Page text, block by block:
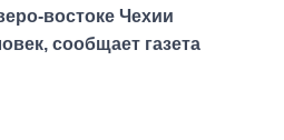
востоке Чехии
сообщает газета